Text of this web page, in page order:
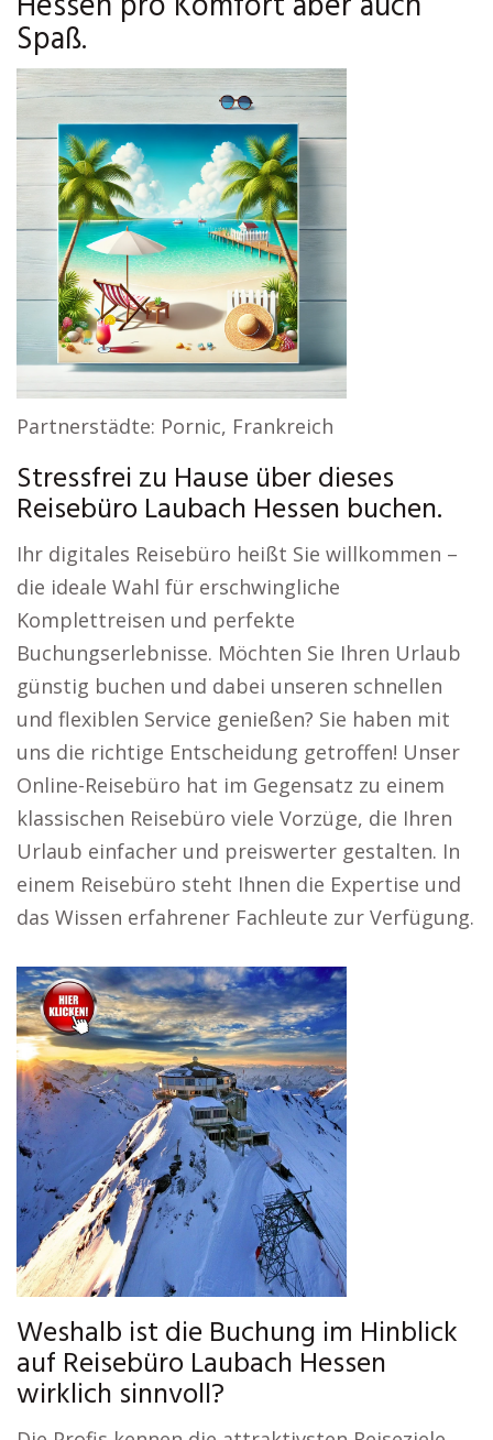
Spaß.
Partnerstädte: Pornic, Frankreich
Stressfrei zu Hause über dieses
Reisebüro Laubach Hessen buchen.
Ihr digitales Reisebüro heißt Sie willkommen –
die ideale Wahl für erschwingliche
Komplettreisen und perfekte
Buchungserlebnisse. Möchten Sie Ihren Urlaub
günstig buchen und dabei unseren schnellen
und flexiblen Service genießen? Sie haben mit
uns die richtige Entscheidung getroffen! Unser
Online-Reisebüro hat im Gegensatz zu einem
klassischen Reisebüro viele Vorzüge, die Ihren
Urlaub einfacher und preiswerter gestalten. In
einem Reisebüro steht Ihnen die Expertise und
das Wissen erfahrener Fachleute zur Verfügung.
Weshalb ist die Buchung im Hinblick
auf Reisebüro Laubach Hessen
wirklich sinnvoll?